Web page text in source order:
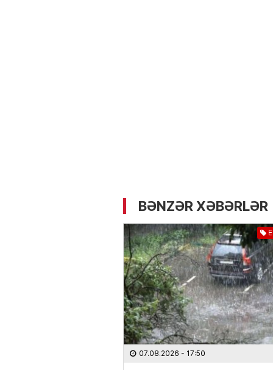
BƏNZƏR XƏBƏRLƏR
07.08.2026 - 17:50